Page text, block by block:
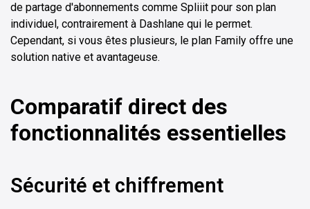
de partage d'abonnements comme Spliiit pour son plan
individuel, contrairement à Dashlane qui le permet.
Cependant, si vous êtes plusieurs, le plan Family offre une
solution native et avantageuse.
Comparatif direct des
fonctionnalités essentielles
Sécurité et chiffrement